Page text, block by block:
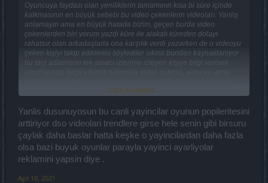
Oyuncuya faydası olan yeniliklerin tamamının kısa bi süre içinde
kalkmasının en büyük sebebi bu video çekenlerin videoları. Yanlış
anlamayın ama en büyük hatada bizim, geçen burda video
çekenlerden biri yorum yazdı küre ile alakalı küreden dolayı
rahatsız olan arkadaşlarla ona karşılık verdi yazarken de o videoyu
çeken kişiyi takip ettiklerini söylediler sıkıntı bundan kaynaklanıyor
bu tarz adamların tek amacı izlenme izleyen kişiye bilgi vermek
kadar sürede kestim tek başıma 4 sandık açtım vb. sonrasında ne
daha önce yapmadım bosu çıkarmak için içerdeki bütün trole
benzeyen şeyleri kesmem gerekliymiş bilgi verici bi video bulup
izlim dedim çıkan videolar tam komedi
2 saatde bitirdim yok 1
saatde bitirdim gram bilgi yok arkadan da müzik açmış çalıyo tımtıs
tımtıs ondan sonra yetkililer bunu görüyor aa biz çok basit yapmışız
60 k mı ilerleme onu yapalım 150 k bosların canınıda bi tık
adamları izlemeye devam ettikçe daha çok yenilikden
Click to expand...
Yanlis dusunuyosun bu canli yayincilar oyunun popileritesini
arttiriyor dso videolari trendlere girse hele senin gibi birsuru
çaylak daha baslar hatta keşke o yayincilardan daha fazla
olsa bazi buyuk oyunlar parayla yayinci ayarliyolar
reklamini yapsin diye .
Apr 10, 2021